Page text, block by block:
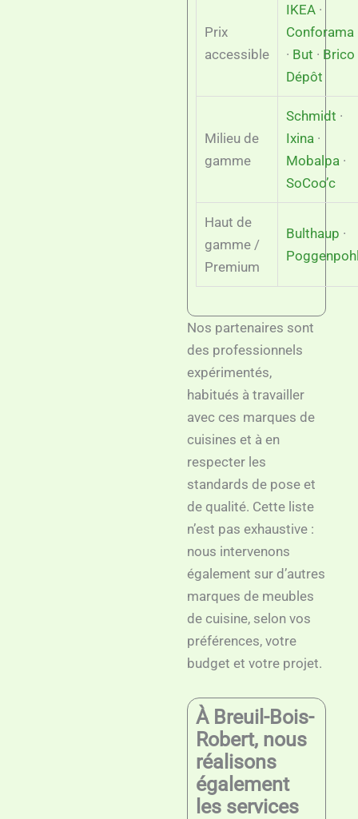
Prix
accessible
IKEA ·
Conforama
· But · Brico
Dépôt
Milieu de
gamme
Schmidt ·
Ixina ·
Mobalpa ·
SoCoo’c
Haut de
gamme /
Premium
Bulthaup ·
Nos partenaires sont
des professionnels
expérimentés,
habitués à travailler
avec ces marques de
cuisines et à en
respecter les
standards de pose et
de qualité. Cette liste
n’est pas exhaustive :
nous intervenons
également sur d’autres
marques de meubles
de cuisine, selon vos
préférences, votre
budget et votre projet.
À Breuil-Bois-
Robert, nous
réalisons
également
les services